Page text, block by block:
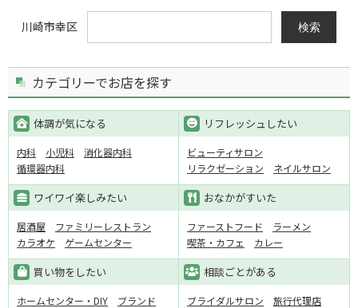
川崎市幸区 検索
カテゴリーでお店を探す
体調が気になる
内科 小児科
消化器内科
循環器内科
リフレッシュしたい
ビューティサロン
リラクゼーション
ネイルサロン
ワイワイ楽しみたい
居酒屋
ファミリーレストラン
カラオケ
ゲームセンター
おなかがすいた
ファーストフード
ラーメン
喫茶・カフェ
カレー
買い物をしたい
ホームセンター・DIY
ブランド
相談ごとがある
ブライダルサロン
旅行代理店